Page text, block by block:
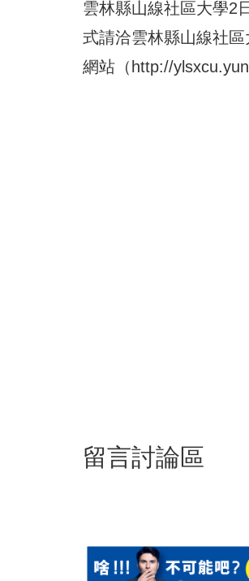
雲林縣山線社區大學2
式請洽雲林縣山線社
網站（http://
留言討論區